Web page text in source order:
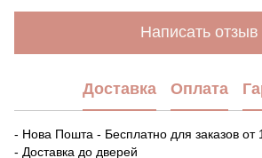
Написать отзыв
Доставка Оплата
- Нова Пошта - Бесплатно для заказов от
- Доставка до дверей